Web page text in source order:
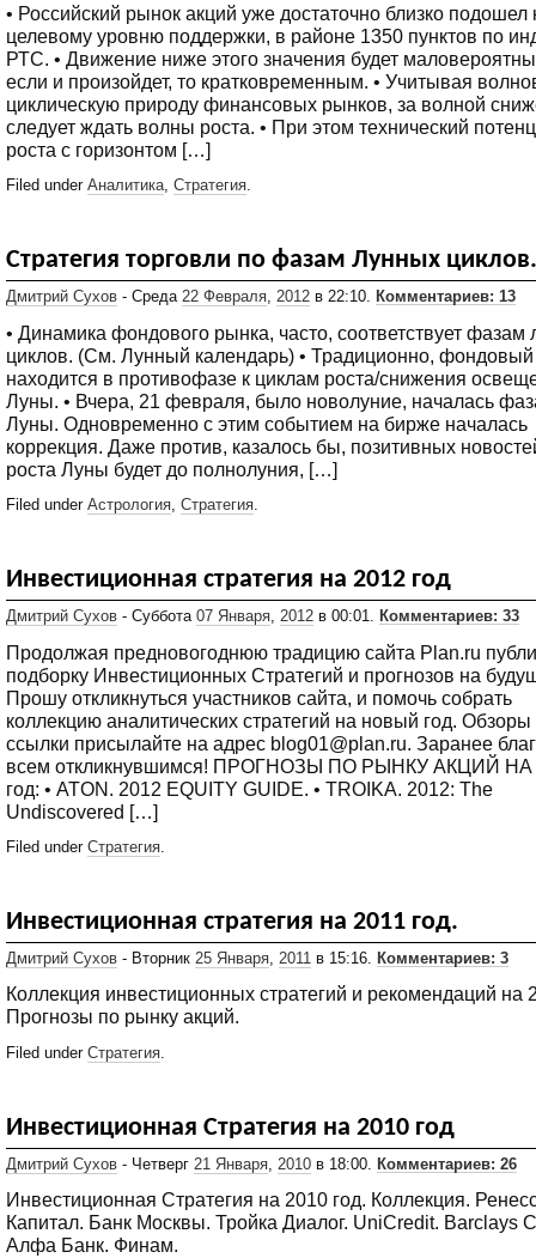
• Российский рынок акций уже достаточно близко подошел
целевому уровню поддержки, в районе 1350 пунктов по
РТС. • Движение ниже этого значения будет
если и произойдет, то кратковременным. • Учитывая
циклическую природу финансовых рынков, за волной
следует ждать волны роста. • При этом технический
роста с горизонтом […]
Filed under Аналитика, Стратегия.
Стратегия торговли по фазам Лунных циклов.
Дмитрий Сухов - Среда 22 Февраля 2012 в 22:10. Комментариев: 13
• Динамика фондового рынка, часто, соответствует фазам
циклов. (См. Лунный календарь) • Традиционно,
находится в противофазе к циклам роста/снижения
Луны. • Вчера, 21 февраля, было новолуние, началась
Луны. Одновременно с этим событием на бирже началась
коррекция. Даже против, казалось бы, позитивных
роста Луны будет до полнолуния, […]
Filed under Астрология, Стратегия.
Инвестиционная стратегия на 2012 год
Дмитрий Сухов - Суббота 07 Января 2012 в 00:01. Комментариев: 33
Продолжая предновогоднюю традицию сайта Plan.ru
подборку Инвестиционных Стратегий и прогнозов на
Прошу откликнуться участников сайта, и помочь собрать
коллекцию аналитических стратегий на новый год. Обзоры
ссылки присылайте на адрес blog01@plan.ru. Заранее
всем откликнувшимся! ПРОГНОЗЫ ПО РЫНКУ АКЦИЙ НА
год: • ATON. 2012 EQUITY GUIDE. • TROIKA. 2012: The
Undiscovered […]
Filed under Стратегия.
Инвестиционная стратегия на 2011 год.
Дмитрий Сухов - Вторник 25 Января 2011 в 15:16. Комментариев: 3
Коллекция инвестиционных стратегий и рекомендаций на
Прогнозы по рынку акций.
Filed under Стратегия.
Инвестиционная Стратегия на 2010 год
Дмитрий Сухов - Четверг 21 Января 2010 в 18:00. Комментариев: 26
Инвестиционная Стратегия на 2010 год. Коллекция.
Капитал. Банк Москвы. Тройка Диалог. UniCredit. Barclays
Алфа Банк. Финам.